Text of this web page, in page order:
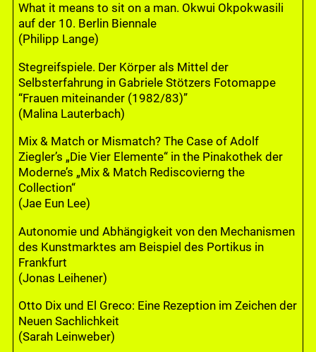
What it means to sit on a man. Okwui Okpokwasili
auf der 10. Berlin Biennale
(Philipp Lange)
Stegreifspiele. Der Körper als Mittel der
Selbsterfahrung in Gabriele Stötzers Fotomappe
“Frauen miteinander (1982/83)”
(Malina Lauterbach)
Mix & Match or Mismatch? The Case of Adolf
Ziegler’s „Die Vier Elemente“ in the Pinakothek der
Moderne’s „Mix & Match Rediscovierng the
Collection“
(Jae Eun Lee)
Autonomie und Abhängigkeit von den Mechanismen
des Kunstmarktes am Beispiel des Portikus in
Frankfurt
(Jonas Leihener)
Otto Dix und El Greco: Eine Rezeption im Zeichen der
Neuen Sachlichkeit
(Sarah Leinweber)